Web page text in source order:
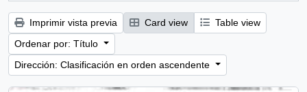
Imprimir vista previa Card view
Table view
Ordenar por: Título
Dirección: Clasificación en orden ascendente